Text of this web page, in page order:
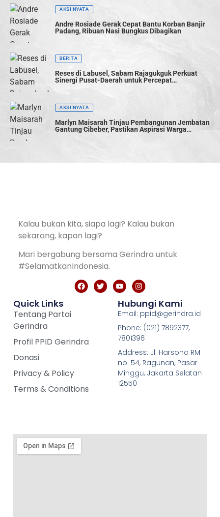
AKSI NYATA
Andre Rosiade Gerak Cepat Bantu Korban Banjir
Padang, Ribuan Nasi Bungkus Dibagikan
BERITA
Reses di Labusel, Sabam Rajagukguk Perkuat
Sinergi Pusat-Daerah untuk Percepat
AKSI NYATA
Marlyn Maisarah Tinjau Pembangunan Jembatan
Gantung Cibeber, Pastikan Aspirasi Warga
Kalau bukan kita, siapa lagi? Kalau bukan
sekarang, kapan lagi?
Mari bergabung bersama Gerindra untuk
#SelamatkanIndonesia.
Quick Links
Tentang Partai
Gerindra
Profil PPID Gerindra
Donasi
Privacy & Policy
Terms & Conditions
Hubungi Kami
Email: ppid@gerindra.id
Phone: (021) 7892377,
7801396
Address: Jl. Harsono RM
no. 54, Ragunan, Pasar
Minggu, Jakarta Selatan
12550